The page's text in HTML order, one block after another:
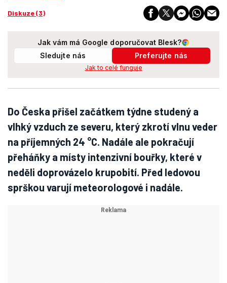
Diskuze (3)
Jak vám má Google doporučovat Blesk?
Sledujte nás
Preferujte nás
Jak to celé funguje
Do Česka přišel začátkem týdne studený a
vlhký vzduch ze severu, který zkrotí vlnu veder
na příjemných 24 °C. Nadále ale pokračují
přeháňky a místy intenzivní bouřky, které v
neděli doprovázelo krupobití. Před ledovou
sprškou varují meteorologové i nadále.